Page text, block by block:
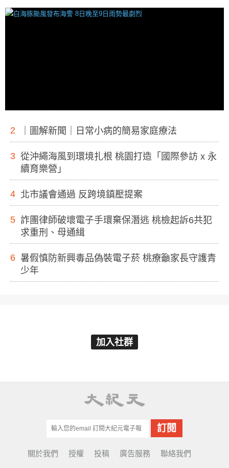
2 ｜圖解新聞｜日常小病的簡易家庭療法
3 從沖繩海風到環境扎根 桃園打造「國際參訪 x 永
續育樂營」
4 北市議會通過 反跨境鎮壓提案
5 詐團律師破壞電子手環棄保潛逃 桃檢起訴6共犯
求重刑、母通緝
6 暑假慎防新興毒品偽裝電子菸 桃療籲家長守護青
少年
加入社群
關於我們 授權 投稿 廣告服務 聯絡我們